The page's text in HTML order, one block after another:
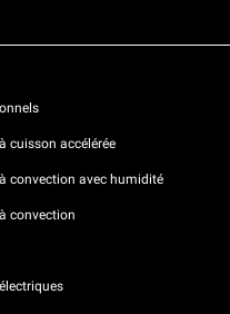
cuisson accélérée
convection avec humidité
convection